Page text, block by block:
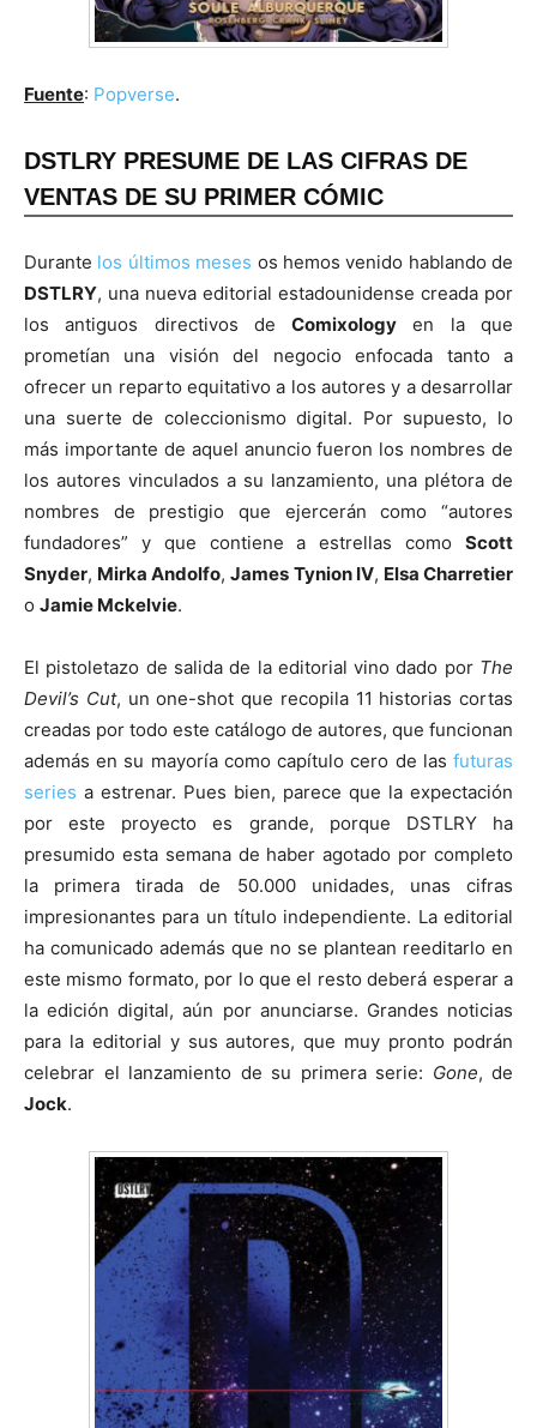
Fuente: Popverse.
DSTLRY PRESUME DE LAS CIFRAS DE
VENTAS DE SU PRIMER CÓMIC
Durante los últimos meses os hemos venido hablando de
DSTLRY, una nueva editorial estadounidense creada por
los antiguos directivos deComixology en la que
prometían una visión del negocio enfocada tanto a
ofrecer un reparto equitativo a los autores y a desarrollar
una suerte de coleccionismo digital. Por supuesto, lo
más importante de aquel anuncio fueron los nombres de
los autores vinculados a su lanzamiento, una plétora de
nombres de prestigio que ejercerán como “autores
fundadores” y que contiene a estrellas como Scott
Snyder, Mirka Andolfo,James Tynion IV, Elsa Charretier
o Jamie Mckelvie.
El pistoletazo de salida de la editorial vino dado por The
Devil’s Cut, un one-shot que recopila 11 historias cortas
creadas por todo este catálogo de autores, que funcionan
además en su mayoría como capítulo cero de las futuras
series a estrenar. Pues bien, parece que la expectación
por este proyecto es grande, porque DSTLRY ha
presumido esta semana de haber agotado por completo
la primera tirada de 50.000 unidades, unas cifras
impresionantes para un título independiente. La editorial
ha comunicado además que no se plantean reeditarlo en
este mismo formato, por lo que el resto deberá esperar a
la edición digital, aún por anunciarse. Grandes noticias
para la editorial y sus autores, que muy pronto podrán
celebrar el lanzamiento de su primera serie: Gone, de
Jock.